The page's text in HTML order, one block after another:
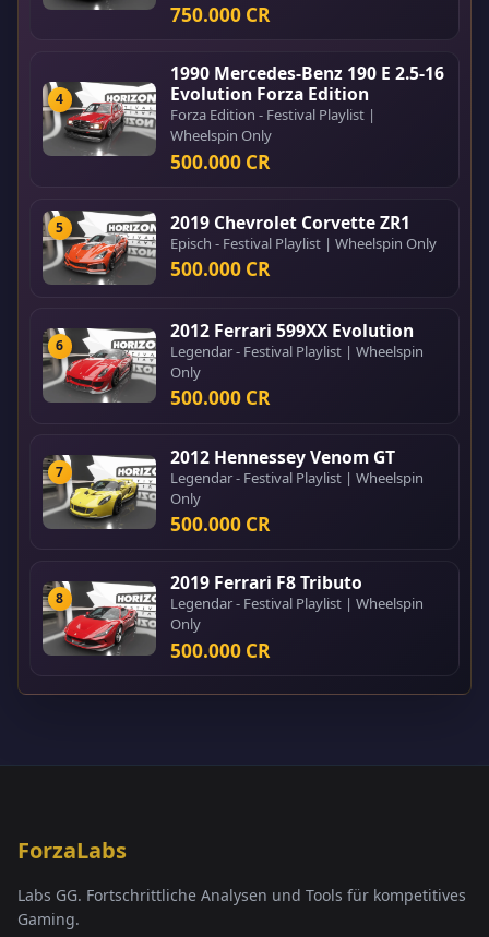
750.000 CR
4
1990 Mercedes-Benz 190 E 2.5-16
Evolution Forza Edition
Forza Edition - Festival Playlist |
Wheelspin Only
500.000 CR
5 2019 Chevrolet Corvette ZR1
Episch - Festival Playlist | Wheelspin Only
500.000 CR
6
2012 Ferrari 599XX Evolution
Legendar - Festival Playlist | Wheelspin
Only
500.000 CR
7
2012 Hennessey Venom GT
Legendar - Festival Playlist | Wheelspin
Only
500.000 CR
8
2019 Ferrari F8 Tributo
Legendar - Festival Playlist | Wheelspin
Only
500.000 CR
ForzaLabs
Labs GG. Fortschrittliche Analysen und Tools für kompetitives
Gaming.